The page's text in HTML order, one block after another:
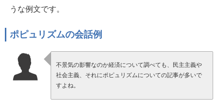
うな例文です。
ポピュリズムの会話例
不景気の影響なのか経済について調べても、民主主義や
社会主義、それにポピュリズムについての記事が多いで
すよね。